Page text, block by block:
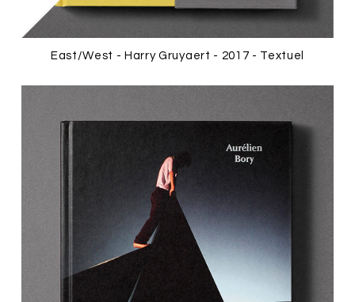
East/West - Harry Gruyaert - 2017 - Textuel